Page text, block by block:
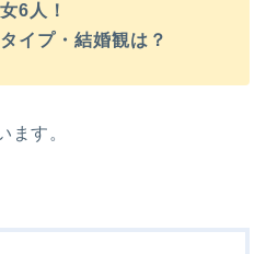
6人！
イプ・結婚観は？
ます。